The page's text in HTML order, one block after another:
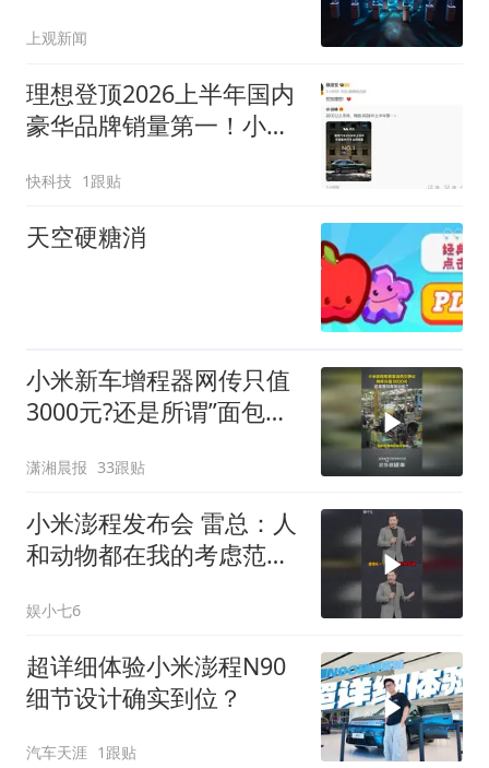
上观新闻
理想登顶2026上半年国内
豪华品牌销量第一！小米
快科技 1跟贴
天空硬糖消
小米新车增程器网传只值
3000元?还是所谓”面包车
潇湘晨报 33跟贴
小米澎程发布会 雷总：人
和动物都在我的考虑范
娱小七6
超详细体验小米澎程N90
细节设计确实到位？
汽车天涯 1跟贴